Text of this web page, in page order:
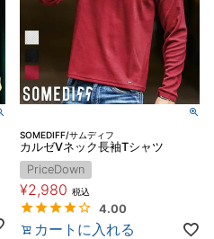
SOMEDIFF/サムディフ
カルゼVネック長袖Tシャツ
PriceDown
¥2,980 税込
4.00
カートに入れる